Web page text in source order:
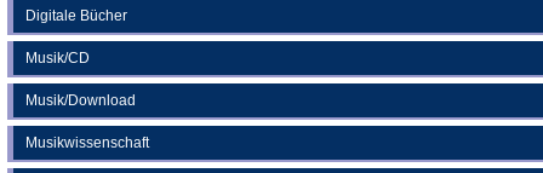
Digitale Bücher
Musik/CD
Musik/Download
Musikwissenschaft